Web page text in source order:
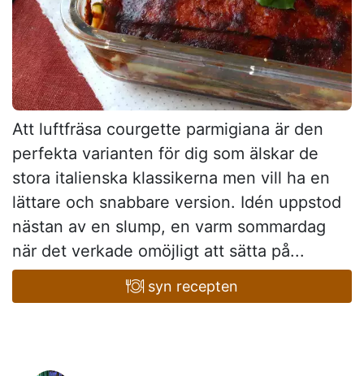
Att luftfräsa courgette parmigiana är den
perfekta varianten för dig som älskar de
stora italienska klassikerna men vill ha en
lättare och snabbare version. Idén uppstod
nästan av en slump, en varm sommardag
när det verkade omöjligt att sätta på...
syn recepten